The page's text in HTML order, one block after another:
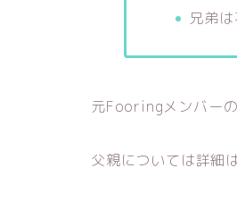
兄弟
元Fooringメンバー
父親については詳細